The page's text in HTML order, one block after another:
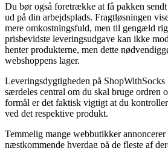
Du bør også foretrække at få pakken
ud på din arbejdsplads. Fragtløsningen
mere omkostningsfuld, men til gengæld
prisbevidste leveringsudgave kan ikke
henter produkterne, men dette
webshoppens lager.
Leveringsdygtigheden på
særdeles central om du skal bruge ordren
formål er det faktisk vigtigt at du
ved det respektive produkt.
Temmelig mange webbutikker annoncerer
næstkommende hverdag på de fleste af